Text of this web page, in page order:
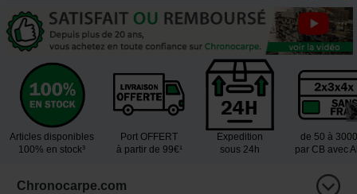
Articles disponibles
100% en stock³
Port OFFERT
à partir de 99€¹
Expedition
sous 24h
de 50 à
par CB avec
Chronocarpe.com